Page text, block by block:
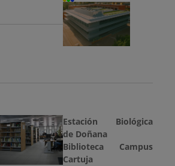
Estación Biológica
de Doñana
Biblioteca Campus
Cartuja